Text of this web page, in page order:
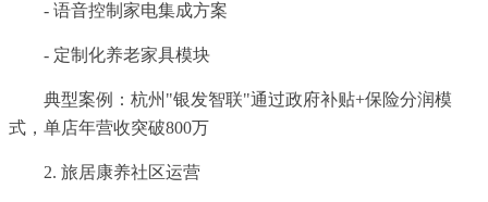
- 语音控制家电集成方案
- 定制化养老家具模块
典型案例：杭州"银发智联"通过政府补贴+保险分润模
式，单店年营收突破800万
2. 旅居康养社区运营